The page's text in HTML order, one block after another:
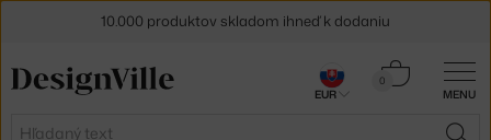
MENU
Hľadať
0
Košík
10.000 produktov skladom ihneď k dodaniu
5 % zľava pre odberateľov
EUR